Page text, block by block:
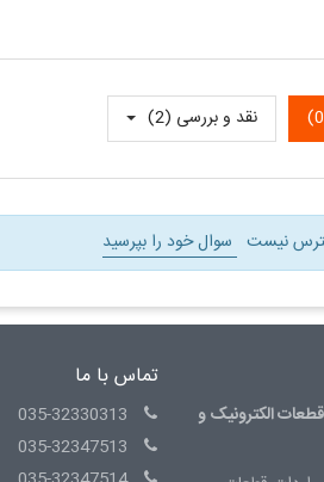
نقد و بررسی‌‌ (2)
نیست سوال خود را بپرسید
الکترونیک و
تماس با ما
035-32330313
035-32347513